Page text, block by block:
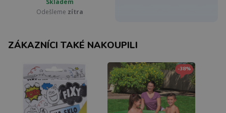
Odešleme zítra
ZÁKAZNÍCI TAKÉ NAKOUPILI
-38%